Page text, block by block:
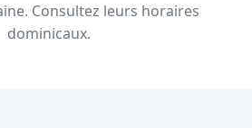
Consultez leurs horaires
dominicaux.